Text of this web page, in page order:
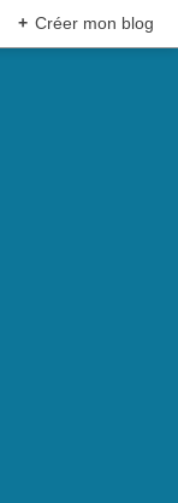
+ Créer mon blog